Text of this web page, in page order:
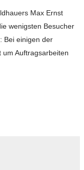
Max Ernst
wenigsten Besucher
Bei einigen der
Auftragsarbeiten